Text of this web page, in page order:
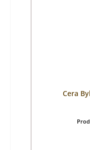
Cera